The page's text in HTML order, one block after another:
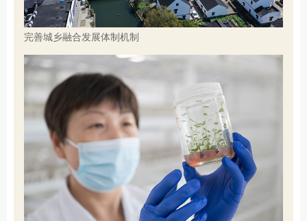
完善城乡融合发展体制机制